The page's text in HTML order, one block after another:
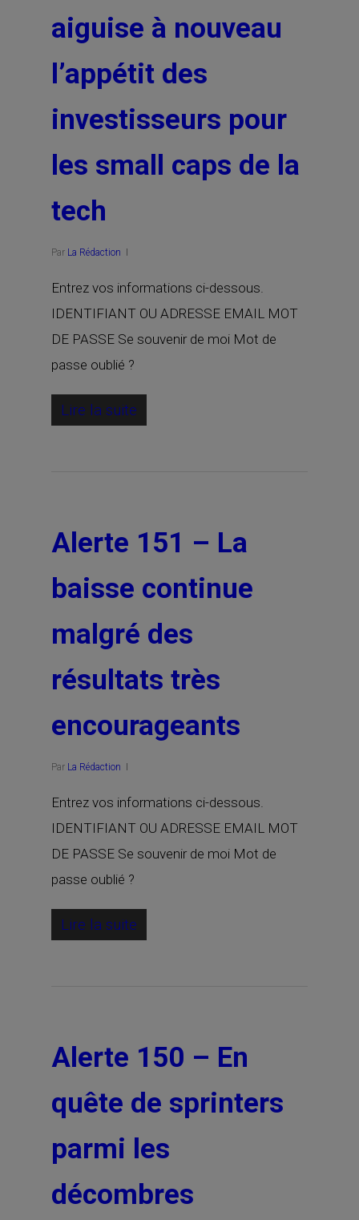
aiguise à nouveau
l’appétit des
investisseurs pour
les small caps de la
tech
Par La Rédaction
Entrez vos informations ci-dessous.
IDENTIFIANT OU ADRESSE EMAIL MOT
DE PASSE Se souvenir de moi Mot de
passe oublié ?
Lire la suite
Alerte 151 – La
baisse continue
malgré des
résultats très
encourageants
Par La Rédaction
Entrez vos informations ci-dessous.
IDENTIFIANT OU ADRESSE EMAIL MOT
DE PASSE Se souvenir de moi Mot de
passe oublié ?
Lire la suite
Alerte 150 – En
quête de sprinters
parmi les
décombres